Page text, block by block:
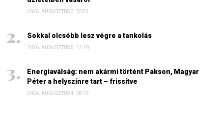
2026. AUGUSZTUS 3. 05:51
Sokkal olcsóbb lesz végre a tankolás
2026. AUGUSZTUS 5. 12:10
Energiaválság: nem akármi történt Pakson, Magyar
Péter a helyszínre tart – frissítve
2026. AUGUSZTUS 4. 08:19